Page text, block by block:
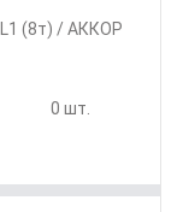
(8т) / АККОР
0 шт.